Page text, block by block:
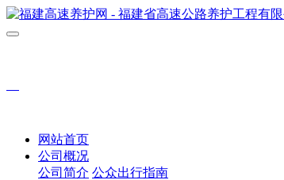
网站首页
公司概况
公司简介 公众出行指南